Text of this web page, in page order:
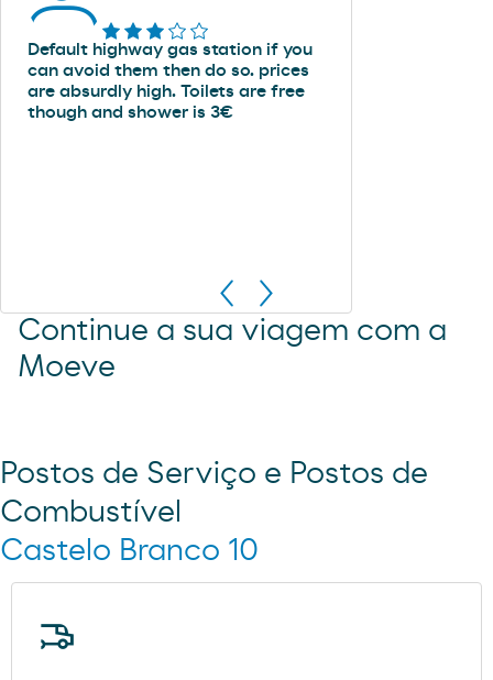
Default highway gas station if you
can avoid them then do so. prices
are absurdly high. Toilets are free
though and shower is 3€
Continue a sua viagem com a
Moeve
Postos de Serviço e Postos de
Combustível
Castelo Branco 10